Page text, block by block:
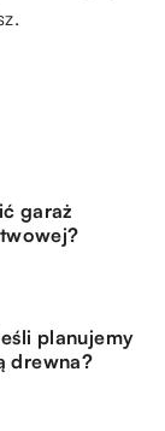
garaż
planujemy
drewna?